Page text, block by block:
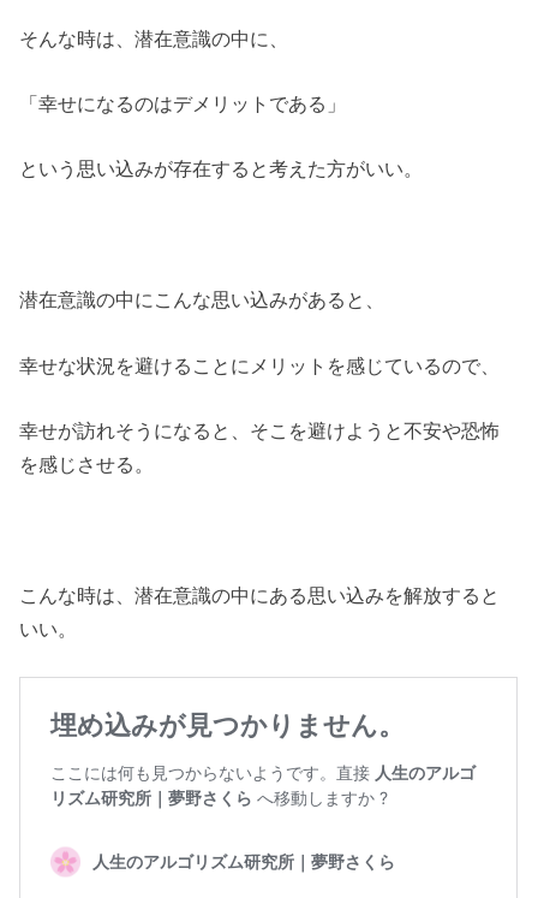
そんな時は、潜在意識の中に、
「幸せになるのはデメリットである」
という思い込みが存在すると考えた方がいい。
潜在意識の中にこんな思い込みがあると、
幸せな状況を避けることにメリットを感じているので、
幸せが訪れそうになると、そこを避けようと不安や恐怖
を感じさせる。
こんな時は、潜在意識の中にある思い込みを解放すると
いい。